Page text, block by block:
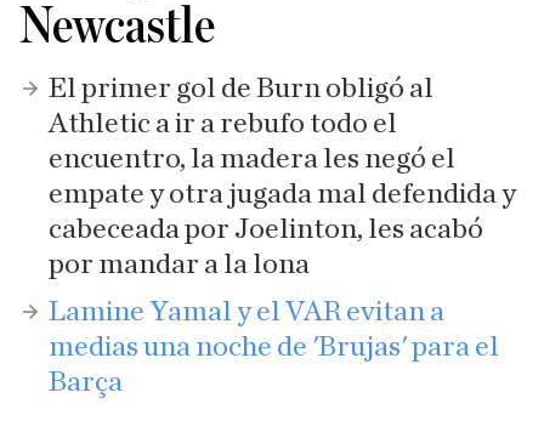
Newcastle
El primer gol de Burn obligó al
Athletic a ir a rebufo todo el
encuentro, la madera les negó el
empate y otra jugada mal defendida y
cabeceada por Joelinton, les acabó
por mandar a la lona
Lamine Yamal y el VAR evitan a
medias una noche de 'Brujas' para el
Barça